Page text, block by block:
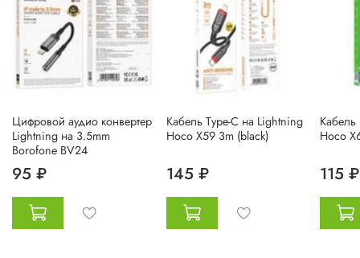
Цифровой аудио конвертер
Lightning на 3.5mm
Borofone BV24
95 ₽
Кабель Type-C на Lightning
Hoco X59 3m (black)
145 ₽
Кабель
Hoco
115 ₽